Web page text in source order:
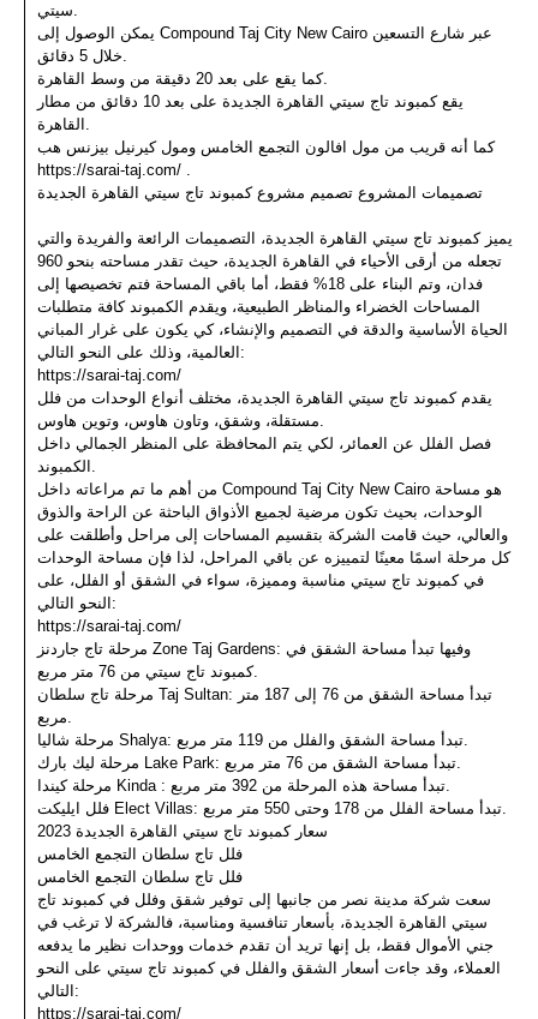
سيتي.
يمكن الوصول إلى Compound Taj City New Cairo عبر شارع التسعين
خلال 5 دقائق.
كما يقع على بعد 20 دقيقة من وسط القاهرة.
يقع كمبوند تاج سيتي القاهرة الجديدة على بعد 10 دقائق من مطار
القاهرة.
كما أنه قريب من مول افالون التجمع الخامس ومول كيرنيل بيزنس هب
https://sarai-taj.com/ .
تصميمات المشروع تصميم مشروع كمبوند تاج سيتي القاهرة الجديدة
يميز كمبوند تاج سيتي القاهرة الجديدة، التصميمات الرائعة والفريدة والتي
تجعله من أرقى الأحياء في القاهرة الجديدة، حيث تقدر مساحته بنحو 960
فدان، وتم البناء على 18% فقط، أما باقي المساحة فتم تخصيصها إلى
المساحات الخضراء والمناظر الطبيعية، ويقدم الكمبوند كافة متطلبات
الحياة الأساسية والدقة في التصميم والإنشاء، كي يكون على غرار المباني
العالمية، وذلك على النحو التالي:
https://sarai-taj.com/
يقدم كمبوند تاج سيتي القاهرة الجديدة، مختلف أنواع الوحدات من فلل
مستقلة، وشقق، وتاون هاوس، وتوين هاوس.
فصل الفلل عن العمائر، لكي يتم المحافظة على المنظر الجمالي داخل
الكمبوند.
من أهم ما تم مراعاته داخل Compound Taj City New Cairo هو مساحة
الوحدات، بحيث تكون مرضية لجميع الأذواق الباحثة عن الراحة والذوق
والعالي، حيث قامت الشركة بتقسيم المساحات إلى مراحل وأطلقت على
كل مرحلة اسمًا معينًا لتمييزه عن باقي المراحل، لذا فإن مساحة الوحدات
في كمبوند تاج سيتي مناسبة ومميزة، سواء في الشقق أو الفلل، على
النحو التالي:
https://sarai-taj.com/
مرحلة تاج جاردنز Zone Taj Gardens: وفيها تبدأ مساحة الشقق في
كمبوند تاج سيتي من 76 متر مربع.
مرحلة تاج سلطان Taj Sultan: تبدأ مساحة الشقق من 76 إلى 187 متر
مربع.
مرحلة شاليا Shalya: تبدأ مساحة الشقق والفلل من 119 متر مربع.
مرحلة ليك بارك Lake Park: تبدأ مساحة الشقق من 76 متر مربع.
مرحلة كيندا Kinda : تبدأ مساحة هذه المرحلة من 392 متر مربع.
فلل ايليكت Elect Villas: تبدأ مساحة الفلل من 178 وحتى 550 متر مربع.
سعار كمبوند تاج سيتي القاهرة الجديدة 2023
فلل تاج سلطان التجمع الخامس
فلل تاج سلطان التجمع الخامس
سعت شركة مدينة نصر من جانبها إلى توفير شقق وفلل في كمبوند تاج
سيتي القاهرة الجديدة، بأسعار تنافسية ومناسبة، فالشركة لا ترغب في
جني الأموال فقط، بل إنها تريد أن تقدم خدمات ووحدات نظير ما يدفعه
العملاء، وقد جاءت أسعار الشقق والفلل في كمبوند تاج سيتي على النحو
التالي:
https://sarai-taj.com/